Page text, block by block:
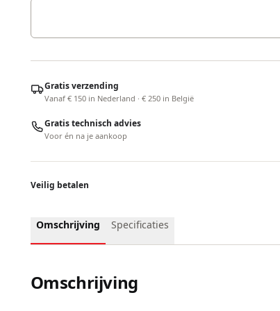
Gratis verzending
Vanaf € 150 in Nederland · € 250 in België
Gratis technisch advies
Voor én na je aankoop
Veilig betalen
Omschrijving Specificaties
Omschrijving